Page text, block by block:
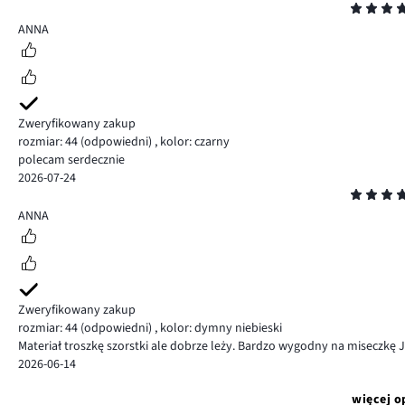
5
ANNA
Zweryfikowany zakup
rozmiar: 44 (odpowiedni) , kolor: czarny
polecam serdecznie
2026-07-24
5
ANNA
Zweryfikowany zakup
rozmiar: 44 (odpowiedni) , kolor: dymny niebieski
Materiał troszkę szorstki ale dobrze leży. Bardzo wygodny na miseczkę
2026-06-14
więcej